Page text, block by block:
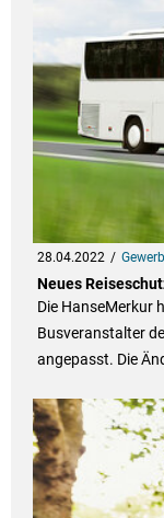
28.04.2022
Neues
Die HanseMerkur
Busveranstalter
angepasst. Die